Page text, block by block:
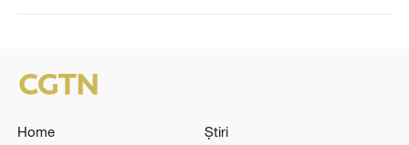
Home
Știri